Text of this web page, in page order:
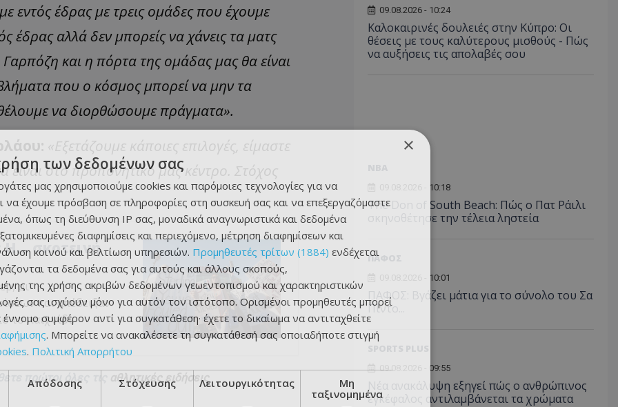
εντός έδρας με τρεις ομάδες που έχουμε
έδρας αλλά δεν μπορείς να χάνεις τα ματς
και η πόρτα της ομάδας μας θα είναι
που ο κόσμος μπορεί να μην τα
να διορθώσουμε πράγματα».
«Εξετάζουμε κάποιες επιλογές, είμαστε
στο προπονητικό μας κέντρο. Στόχος
Η… σκοτεινή
οι
και απέδειξαν
το παιχνίδι.
πρώτοι όλες τις αθλητικές ειδήσεις
09.08.2026 - 10:24
Καλοκαιρινές δουλειές στην Κύπρο: Οι
θέσεις με τους καλύτερους μισθούς - Πώς
να αυξήσεις τις απολαβές σου
09.08.2026 - 10:18
The Don of South Beach: Πώς ο Πατ Ράιλι
σκηνοθέτησε την τέλεια ληστεία
ΠΑΦΟΣ
09.08.2026 - 10:01
ΠΑΦΟΣ: Βγάζει μάτια για το σύνολο του Σα
Πίντο...
09.08.2026 - 09:55
Νέα ανακάλυψη εξηγεί πώς ο ανθρώπινος
εγκέφαλος αντιλαμβάνεται τα χρώματα
×
των δεδομένων σας
μας χρησιμοποιούμε cookies και παρόμοιες τεχνολογίες για να
να έχουμε πρόσβαση σε πληροφορίες στη συσκευή σας και να επεξεργαζόμαστε
όπως τη διεύθυνση IP σας, μοναδικά αναγνωριστικά και δεδομένα
διαφημίσεις και περιεχόμενο, μέτρηση διαφημίσεων και
κοινού και βελτίωση υπηρεσιών. Προμηθευτές τρίτων (1884) ενδέχεται
τα δεδομένα σας για αυτούς και άλλους σκοπούς,
της χρήσης ακριβών δεδομένων γεωεντοπισμού και χαρακτηριστικών
σας ισχύουν μόνο για αυτόν τον ιστότοπο. Ορισμένοι προμηθευτές μπορεί
συμφέρον αντί για συγκατάθεση· έχετε το δικαίωμα να αντιταχθείτε
. Μπορείτε να ανακαλέσετε τη συγκατάθεσή σας οποιαδήποτε στιγμή
. Πολιτική Απορρήτου
Απόδοσης Στόχευσης Λειτουργικότητας
Μη
ταξινομημένα